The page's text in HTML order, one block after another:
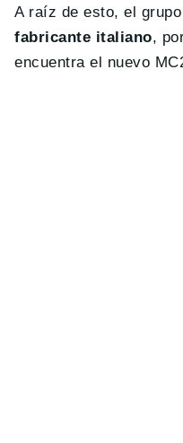
A raíz de esto, el
fabricante italiano,
encuentra el nuevo